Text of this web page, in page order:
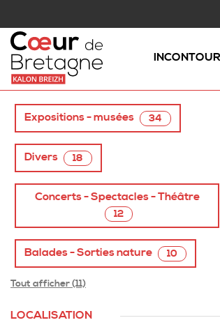
Accueil/Agenda - Aujourd'hui
LOCALISATION
TAGS
Expositions - musées 34
Divers 18
Concerts - Spectacles - Théâtre
12
Balades - Sorties nature 10
Tout afficher (11)